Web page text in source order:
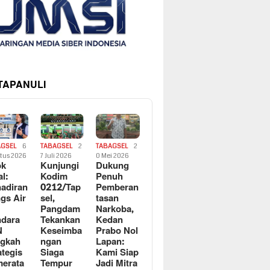
6
2026
Air
TABAGSEL
2
7 Juli 2026
Kunjungi
Kodim
0212/Tap
sel,
Pangdam
Tekankan
Keseimba
ngan
Siaga
Tempur
TABAGSEL
2
0 Mei 2026
Dukung
Penuh
Pemberan
tasan
Narkoba,
Kedan
Prabo Nol
Lapan:
Kami Siap
Jadi Mitra